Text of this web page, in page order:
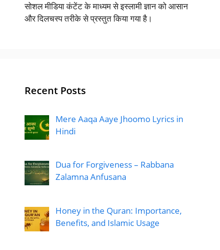
सोशल मीडिया कंटेंट के माध्यम से इस्लामी ज्ञान को आसान
और दिलचस्प तरीके से प्रस्तुत किया गया है।
Recent Posts
Mere Aaqa Aaye Jhoomo Lyrics in
Hindi
Dua for Forgiveness – Rabbana
Zalamna Anfusana
Honey in the Quran: Importance,
Benefits, and Islamic Usage